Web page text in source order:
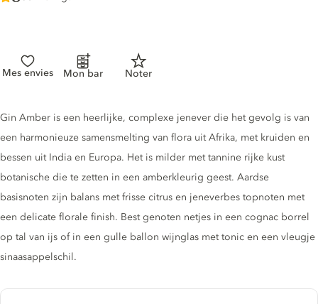
Mes envies Mon bar Noter
Gin description
Gin Amber is een heerlijke, complexe jenever die het gevolg is van
een harmonieuze samensmelting van flora uit Afrika, met kruiden en
bessen uit India en Europa. Het is milder met tannine rijke kust
botanische die te zetten in een amberkleurig geest. Aardse
basisnoten zijn balans met frisse citrus en jeneverbes topnoten met
een delicate florale finish. Best genoten netjes in een cognac borrel
op tal van ijs of in een gulle ballon wijnglas met tonic en een vleugje
sinaasappelschil.